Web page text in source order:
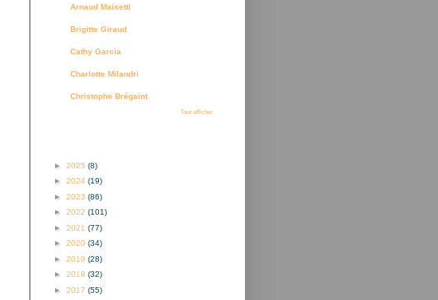
Arnaud Maisetti
Brigitte Giraud
Cathy Garcia
Charlotte Milandri
Christophe Brégaint
Tout afficher
► 2025 (8)
► 2024 (19)
► 2023 (86)
► 2022 (101)
► 2021 (77)
► 2020 (34)
► 2019 (28)
► 2018 (32)
► 2017 (55)